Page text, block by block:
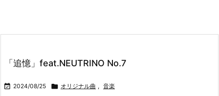
「追憶」feat.NEUTRINO No.7
 2024/08/25  オリジナル曲 , 音楽